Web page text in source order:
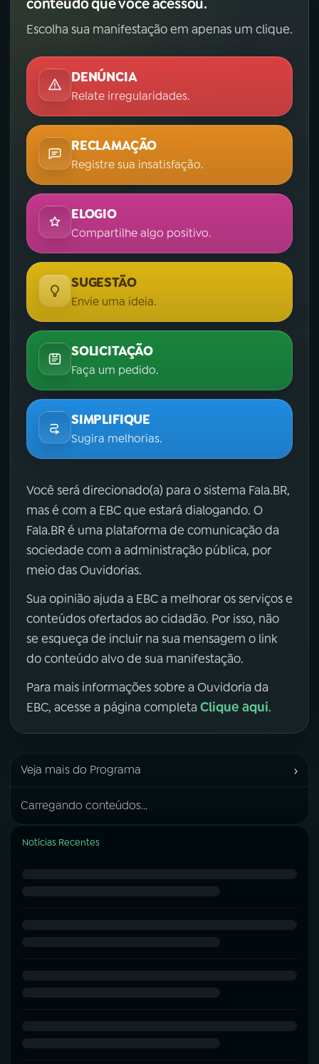
Escolha sua manifestação em apenas um clique.
DENÚNCIA
Relate irregularidades.
RECLAMAÇÃO
Registre sua insatisfação.
ELOGIO
Compartilhe algo positivo.
SUGESTÃO
Envie uma ideia.
SOLICITAÇÃO
Faça um pedido.
SIMPLIFIQUE
Sugira melhorias.
Você será direcionado(a) para o sistema Fala.BR,
mas é com a EBC que estará dialogando. O
Fala.BR é uma plataforma de comunicação da
sociedade com a administração pública, por
meio das Ouvidorias.
Sua opinião ajuda a EBC a melhorar os serviços e
conteúdos ofertados ao cidadão. Por isso, não
se esqueça de incluir na sua mensagem o link
do conteúdo alvo de sua manifestação.
Para mais informações sobre a Ouvidoria da
EBC, acesse a página completa Clique aqui.
Veja mais do Programa ›
Carregando conteúdos...
Notícias Recentes